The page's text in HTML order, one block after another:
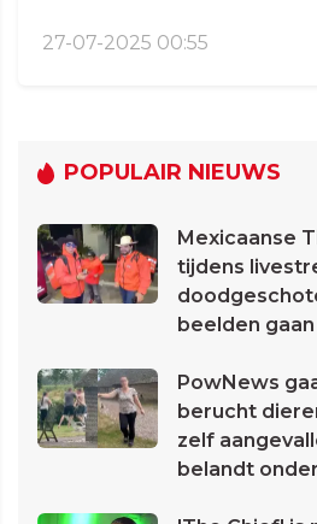
27-07-2025 00:55
POPULAIR NIEUWS
Mexicaanse
tijdens
beelden
PowNews
berucht
zelf
belandt